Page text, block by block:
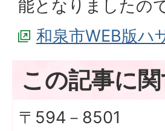
能となりましたの
和泉市WEB版ハ
この記事に
〒594－8501